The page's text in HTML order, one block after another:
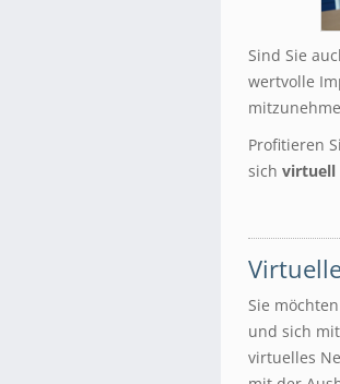
Sind Sie
wertvolle
Profitieren
sich virtuell
Sie
und sich
virtuelles